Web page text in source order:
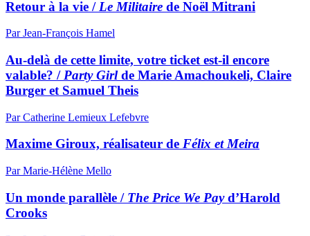
Retour à la vie / Le Militaire de Noël Mitrani
Par Jean-François Hamel
Au-delà de cette limite, votre ticket est-il encore
valable? / Party Girlde Marie Amachoukeli, Claire
Burger et Samuel Theis
Par Catherine Lemieux Lefebvre
Maxime Giroux, réalisateur de Félix et Meira
Par Marie-Hélène Mello
Un monde parallèle / The Price We Payd’Harold
Crooks